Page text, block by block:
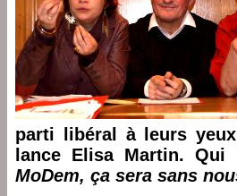
parti libéral à leurs
lance Elisa Martin.
MoDem, ça sera sans